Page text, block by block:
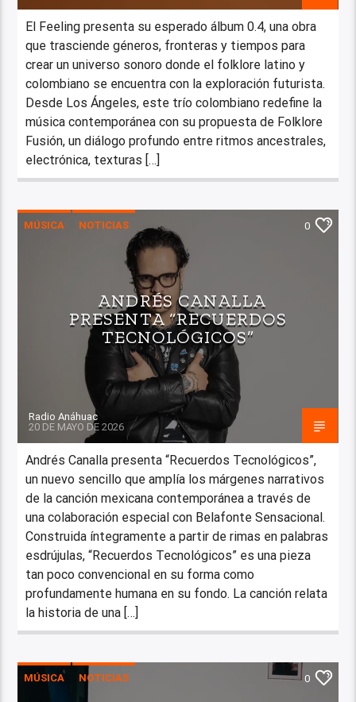
El Feeling presenta su esperado álbum 0.4, una obra
que trasciende géneros, fronteras y tiempos para
crear un universo sonoro donde el folklore latino y
colombiano se encuentra con la exploración futurista.
Desde Los Ángeles, este trío colombiano redefine la
música contemporánea con su propuesta de Folklore
Fusión, un diálogo profundo entre ritmos ancestrales,
electrónica, texturas […]
MÚSICA NOTICIAS 0
ANDRÉS CANALLA
PRESENTA “RECUERDOS
TECNOLÓGICOS”
Radio Anáhuac
20 DE MAYO DE 2026
Andrés Canalla presenta “Recuerdos Tecnológicos”,
un nuevo sencillo que amplía los márgenes narrativos
de la canción mexicana contemporánea a través de
una colaboración especial con Belafonte Sensacional.
Construida íntegramente a partir de rimas en palabras
esdrújulas, “Recuerdos Tecnológicos” es una pieza
tan poco convencional en su forma como
profundamente humana en su fondo. La canción relata
la historia de una […]
MÚSICA NOTICIAS 0